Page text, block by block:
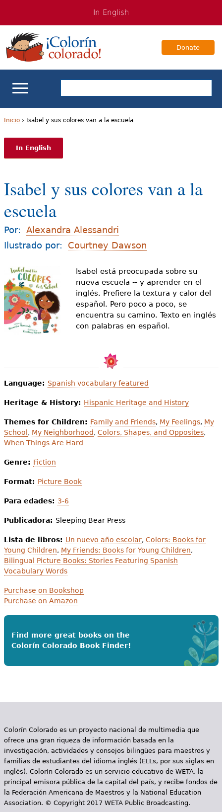
navigation
Content
In English
Donate
Apoyo escolar
Enseñanza de los estudiantes bilingües
Libros & Autores
Más recursos
U
s
t
e
d
e
s
á
a
q
u
Inicio› Isabel y sus colores van a la escuela
In English
Isabel y sus colores van a la
escuela
Por:
Alexandra Alessandri
Ilustrado por:
Courtney Dawson
Isabel está preocupada sobre su
nueva escuela -- y aprender en el
inglés. Prefiere la textura y calor del
español. Pero poco a poco, se
encuentra su camino. Texto en inglés
con palabras en español.
Language: Spanish vocabulary featured
Heritage & History: Hispanic Heritage and History
Themes for Children: Family and Friends, My Feelings, My
School , My Neighborhood, Colors, Shapes, and Opposites,
When Things Are Hard
Genre: Fiction
Format: Picture Book
Para edades: 3-6
Publicadora: Sleeping Bear Press
Lista de libros: Un nuevo año escolar, Colors: Books for
Young Children, My Friends: Books for Young Children,
Bilingual Picture Books: Stories Featuring Spanish
Vocabulary Words
Purchase on Bookshop
Purchase on Amazon
Find more great books on the
Colorín Colorado Book Finder!
Colorín Colorado es un proyecto nacional de multimedia que
ofrece una gran riqueza de información basada en la
investigación, actividades y consejos bilingües para maestros y
familias de estudiantes del idioma inglés (ELLs, por sus siglas en
inglés). Colorín Colorado es un servicio educativo de WETA, la
principal emisora pública de la capital del país, y recibe fondos de
la Federación Americana de Maestros y la National Education
Association. © Copyright 2017 WETA Public Broadcasting.